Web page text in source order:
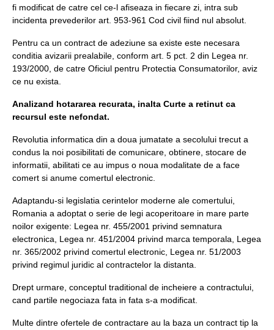
fi modificat de catre cel ce-l afiseaza in fiecare zi, intra sub
incidenta prevederilor art. 953-961 Cod civil fiind nul absolut.
Pentru ca un contract de adeziune sa existe este necesara
conditia avizarii prealabile, conform art. 5 pct. 2 din Legea nr.
193/2000, de catre Oficiul pentru Protectia Consumatorilor, aviz
ce nu exista.
Analizand hotararea recurata, inalta Curte a retinut ca
recursul este nefondat.
Revolutia informatica din a doua jumatate a secolului trecut a
condus la noi posibilitati de comunicare, obtinere, stocare de
informatii, abilitati ce au impus o noua modalitate de a face
comert si anume comertul electronic.
Adaptandu-si legislatia cerintelor moderne ale comertului,
Romania a adoptat o serie de legi acoperitoare in mare parte
noilor exigente: Legea nr. 455/2001 privind semnatura
electronica, Legea nr. 451/2004 privind marca temporala, Legea
nr. 365/2002 privind comertul electronic, Legea nr. 51/2003
privind regimul juridic al contractelor la distanta.
Drept urmare, conceptul traditional de incheiere a contractului,
cand partile negociaza fata in fata s-a modificat.
Multe dintre ofertele de contractare au la baza un contract tip la